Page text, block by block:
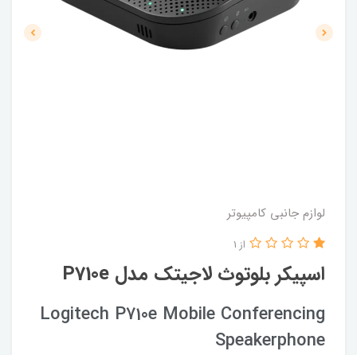
لوازم جانبی کامپیوتر
اسپیکر بلوتوث لاجیتک مدل P710e
از 1
Logitech P710e Mobile Conferencing
Speakerphone